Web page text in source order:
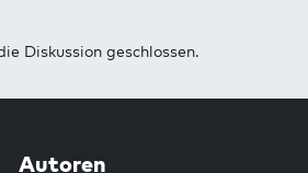
Diskussion geschlossen.
Autoren